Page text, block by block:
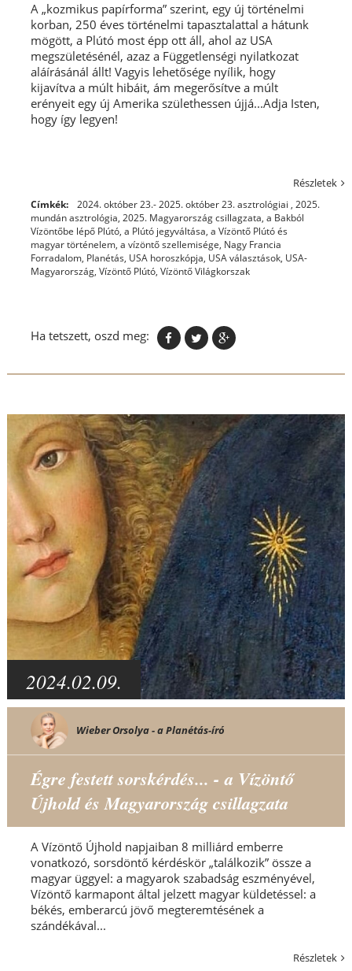
A „kozmikus papírforma” szerint, egy új történelmi
korban, 250 éves történelmi tapasztalattal a hátunk
mögött, a Plútó most épp ott áll, ahol az USA
megszületésénél, azaz a Függetlenségi nyilatkozat
aláírásánál állt! Vagyis lehetősége nyílik, hogy
kijavítva a múlt hibáit, ám megerősítve a múlt
erényeit egy új Amerika születhessen újjá...Adja Isten,
hogy így legyen!
Részletek
Címkék: 2024. október 23.- 2025. október 23. asztrológiai , 2025.
mundán asztrológia, 2025. Magyarország csillagzata, a Bakból
Vízöntőbe lépő Plútó, a Plútó jegyváltása, a Vízöntő Plútó és
magyar történelem, a vízöntő szellemisége, Nagy Francia
Forradalom, Planétás, USA horoszkópja, USA választások, USA-
Magyarország, Vízöntő Plútó, Vízöntő Világkorszak
Ha tetszett, oszd meg:
2024.02.09.
Wieber Orsolya - a Planétás-író
Égre festett sorskérdés... - a Vízöntő
Újhold és Magyarország csillagzata
A Vízöntő Újhold napjaiban 8 milliárd emberre
vonatkozó, sorsdöntő kérdéskör „találkozik” össze a
magyar üggyel: a magyarok szabadság eszményével,
Vízöntő karmapont által jelzett magyar küldetéssel: a
békés, emberarcú jövő megteremtésének a
szándékával...
Részletek